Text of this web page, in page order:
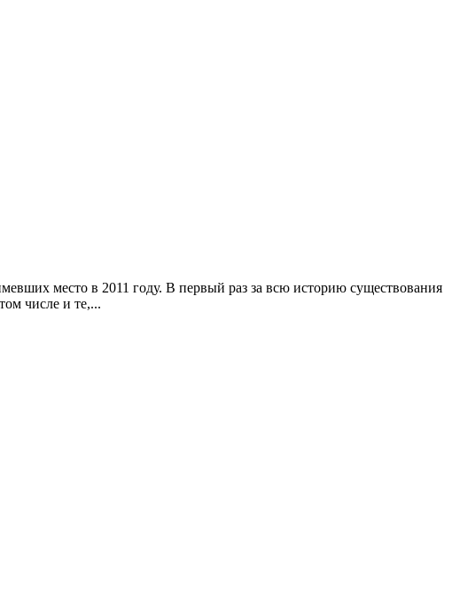
место в 2011 году. В первый раз за всю историю существования
числе и те,...